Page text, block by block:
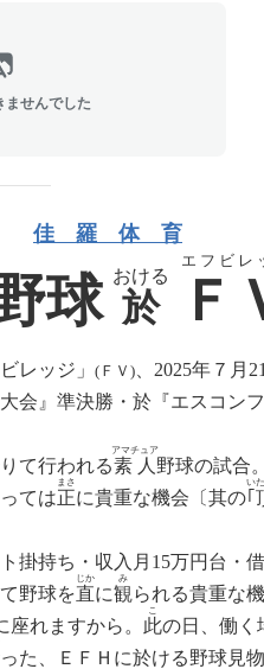
ませんでした
佳 羅 体 育
球 於
おける Ｆ
エフビレ
レッジ」 (ＦＶ) 、2025年７月
会』準決勝・ 於 『エスコン
て行われる素人
アマチュア
野球の試合
ては正
まさ
に貴重な機会〔其の｢
い
掛持ち ・ 収入月15万円台・
野球を直
じか
に観
み
られる貴重な
座れますから。 此
こ
の日、働く
った、 ＥＦＨ に於ける野球見